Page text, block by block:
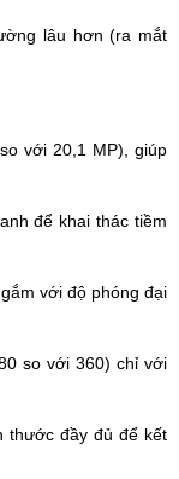
lâu hơn (ra mắt
với 20,1 MP), giúp
để khai thác tiềm
với độ phóng đại
so với 360) chỉ với
thước đầy đủ để kết